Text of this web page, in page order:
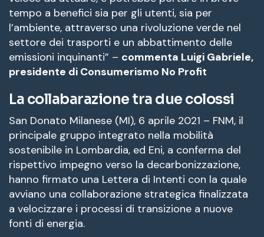
tempo a benefici sia per gli utenti, sia per
l’ambiente, attraverso una rivoluzione verde nel
settore dei trasporti e un abbattimento delle
emissioni inquinanti” – commenta Luigi Gabriele,
presidente di Consumerismo No Profit
La collabarazione tra due colossi
San Donato Milanese (MI), 6 aprile 2021 – FNM, il
principale gruppo integrato nella mobilità
sostenibile in Lombardia, ed Eni, a conferma del
rispettivo impegno verso la decarbonizzazione,
hanno firmato una Lettera di Intenti con la quale
avviano una collaborazione strategica finalizzata
a velocizzare i processi di transizione a nuove
fonti di energia.